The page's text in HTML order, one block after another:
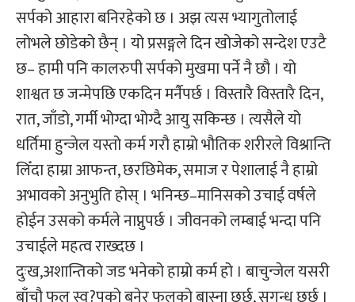
सर्पको आहारा बनिरहेको छ । अझ त्यस भ्यागुतोलाई
लोभले छोडेको छैन् । यो प्रसङ्गले दिन खोजेको सन्देश एउटै
छ– हामी पनि कालरुपी सर्पको मुखमा पर्ने नै छौ । यो
शाश्वत छ जन्मेपछि एकदिन मर्नैपर्छ । विस्तारै विस्तारै दिन,
रात, जाँडो, गर्मी भोग्दा भोग्दै आयु सकिन्छ । त्यसैले यो
धर्तिमा हुन्जेल यस्तो कर्म गरौ हाम्रो भौतिक शरीरले विश्रान्ति
लिँदा हाम्रा आफन्त, छरछिमेक, समाज र पेशालाई नै हाम्रो
अभावको अनुभुति होस् । भनिन्छ–मानिसको उचाई वर्षले
होईन उसको कर्मले नाप्नुपर्छ । जीवनको लम्बाई भन्दा पनि
उचाईले महत्व राख्दछ ।
दुःख,अशान्तिको जड भनेको हाम्रो कर्म हो । बाचुन्जेल यसरी